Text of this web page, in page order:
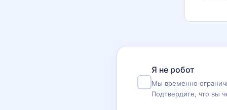
Я не робот
Мы временно
Подтвердите, что вы